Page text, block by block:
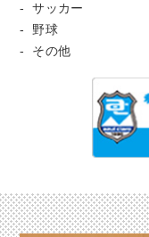
サッカー
野球
その他